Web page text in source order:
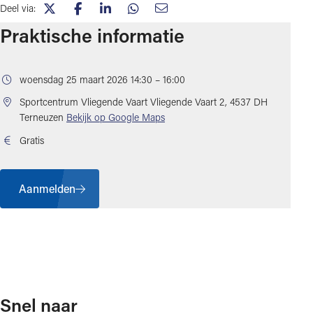
Deel via:
(opent in nieuw tabblad)
(opent in nieuw tabblad)
(opent in nieuw tabblad)
(opent in nieuw tabblad)
(opent in nieuw tabblad)
Praktische informatie
woensdag 25 maart 2026 14:30 – 16:00
Sportcentrum Vliegende Vaart Vliegende Vaart 2, 4537 DH
Terneuzen Bekijk op Google Maps(opent in nieuw tabblad)
Gratis
Aanmelden
Snel naar